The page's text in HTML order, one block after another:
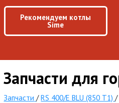
Рекомендуем котлы
Sime
Запчасти для
Запчасти /RS 400/E BLU (850 T1) /